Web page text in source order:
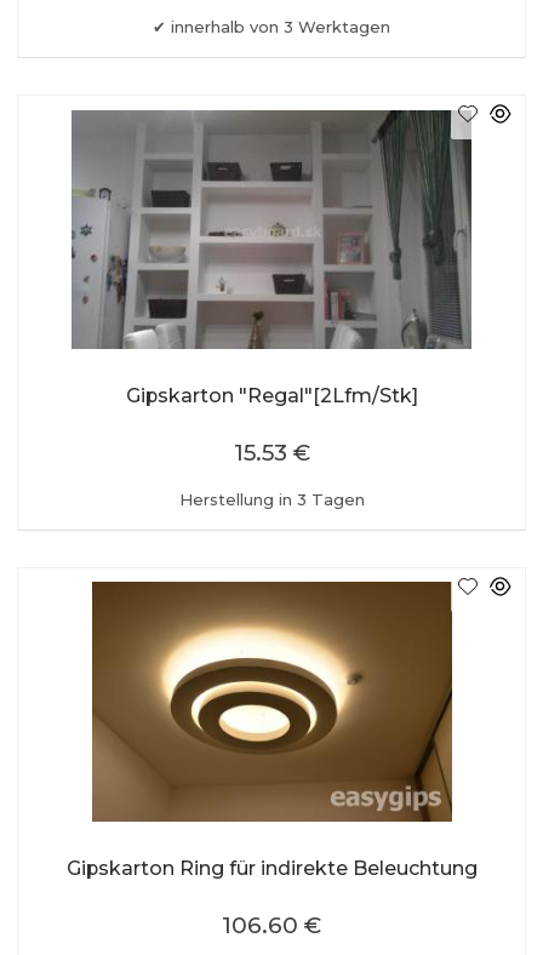
innerhalb von 3 Werktagen
Gipskarton "Regal"[2Lfm/Stk]
Herstellung in 3 Tagen
15.53 €
Gipskarton Ring für indirekte Beleuchtung
106.60 €